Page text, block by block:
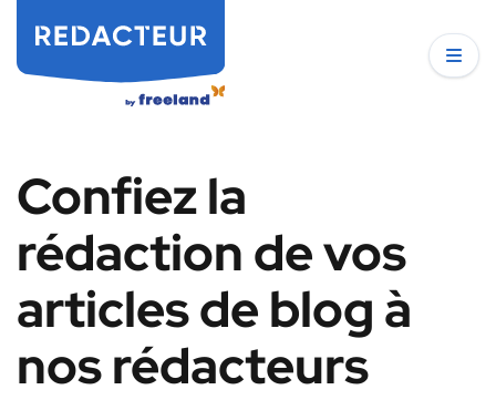
Confiez la
rédaction de vos
articles de blog à
nos rédacteurs